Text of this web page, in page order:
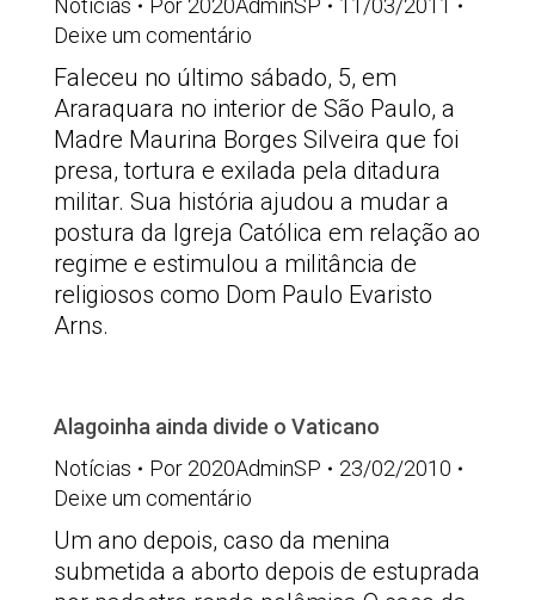
Notícias
Por 2020AdminSP
11/03/2011
Deixe um comentário
Faleceu no último sábado, 5, em
Araraquara no interior de São Paulo, a
Madre Maurina Borges Silveira que foi
presa, tortura e exilada pela ditadura
militar. Sua história ajudou a mudar a
postura da Igreja Católica em relação ao
regime e estimulou a militância de
religiosos como Dom Paulo Evaristo
Arns.
Alagoinha ainda divide o Vaticano
Notícias
Por 2020AdminSP
23/02/2010
Deixe um comentário
Um ano depois, caso da menina
submetida a aborto depois de estuprada